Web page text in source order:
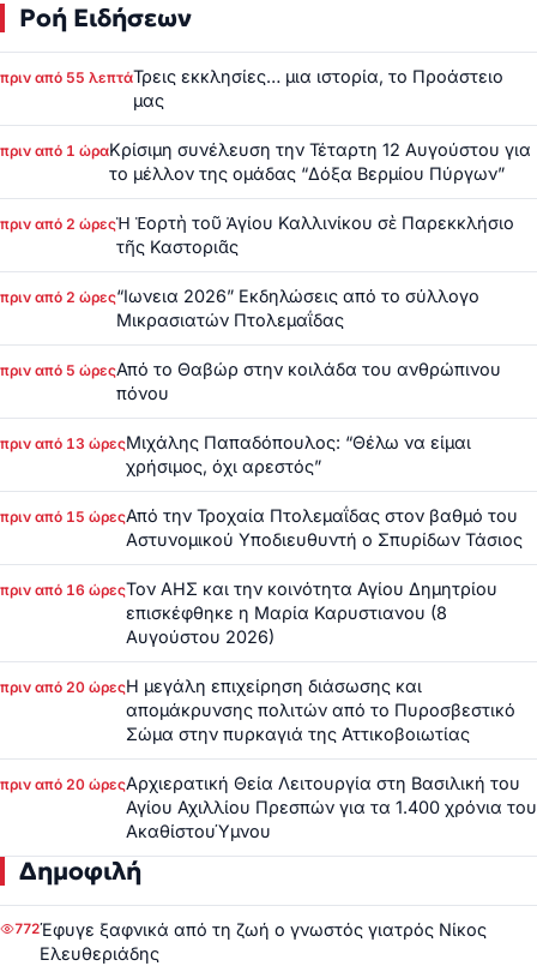
Ροή Ειδήσεων
πριν από 55 λεπτάΤρεις εκκλησίες… μια ιστορία, το Προάστειο
μας
πριν από 1 ώραΚρίσιμη συνέλευση την Τέταρτη 12 Αυγούστου για
το μέλλον της ομάδας “Δόξα Βερμίου Πύργων”
πριν από 2 ώρεςἩ Ἑορτὴ τοῦ Ἁγίου Καλλινίκου σὲ Παρεκκλήσιο
τῆς Καστοριᾶς
πριν από 2 ώρες“Ιωνεια 2026” Εκδηλώσεις από το σύλλογο
Μικρασιατών Πτολεμαΐδας
πριν από 5 ώρεςΑπό το Θαβώρ στην κοιλάδα του ανθρώπινου
πόνου
πριν από 13 ώρεςΜιχάλης Παπαδόπουλος: “Θέλω να είμαι
χρήσιμος, όχι αρεστός”
πριν από 15 ώρεςΑπό την Τροχαία Πτολεμαΐδας στον βαθμό του
Αστυνομικού Υποδιευθυντή ο Σπυρίδων Τάσιος
πριν από 16 ώρεςΤον ΑΗΣ και την κοινότητα Αγίου Δημητρίου
επισκέφθηκε η Μαρία Καρυστιανου (8
Αυγούστου 2026)
πριν από 20 ώρεςΗ μεγάλη επιχείρηση διάσωσης και
απομάκρυνσης πολιτών από το Πυροσβεστικό
Σώμα στην πυρκαγιά της Αττικοβοιωτίας
πριν από 20 ώρεςΑρχιερατική Θεία Λειτουργία στη Βασιλική του
Αγίου Αχιλλίου Πρεσπών για τα 1.400 χρόνια του
ΑκαθίστουΎμνου
Δημοφιλή
772Έφυγε ξαφνικά από τη ζωή ο γνωστός γιατρός Νίκος
Ελευθεριάδης